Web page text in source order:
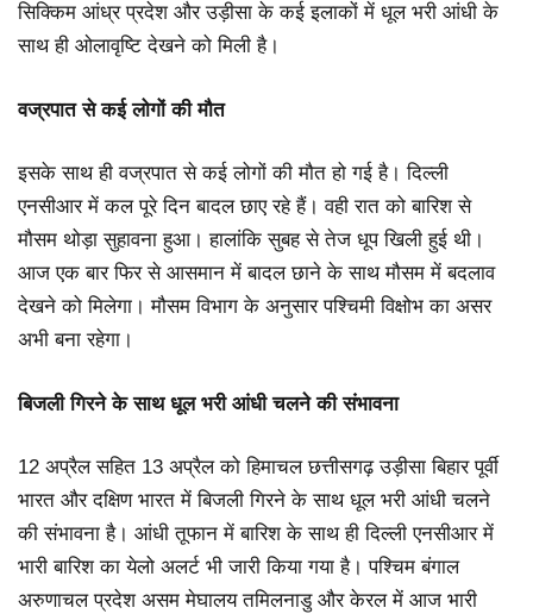
सिक्किम आंध्र प्रदेश और उड़ीसा के कई इलाकों में धूल भरी आंधी के
साथ ही ओलावृष्टि देखने को मिली है।
वज्रपात से कई लोगों की मौत
इसके साथ ही वज्रपात से कई लोगों की मौत हो गई है। दिल्ली
एनसीआर में कल पूरे दिन बादल छाए रहे हैं। वही रात को बारिश से
मौसम थोड़ा सुहावना हुआ। हालांकि सुबह से तेज धूप खिली हुई थी।
आज एक बार फिर से आसमान में बादल छाने के साथ मौसम में बदलाव
देखने को मिलेगा। मौसम विभाग के अनुसार पश्चिमी विक्षोभ का असर
अभी बना रहेगा।
बिजली गिरने के साथ धूल भरी आंधी चलने की संभावना
12 अप्रैल सहित 13 अप्रैल को हिमाचल छत्तीसगढ़ उड़ीसा बिहार पूर्वी
भारत और दक्षिण भारत में बिजली गिरने के साथ धूल भरी आंधी चलने
की संभावना है। आंधी तूफान में बारिश के साथ ही दिल्ली एनसीआर में
भारी बारिश का येलो अलर्ट भी जारी किया गया है। पश्चिम बंगाल
अरुणाचल प्रदेश असम मेघालय तमिलनाडु और केरल में आज भारी